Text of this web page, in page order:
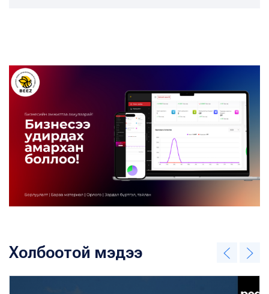
Холбоотой мэдээ